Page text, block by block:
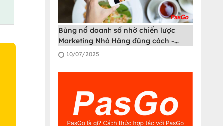
Bùng nổ doanh số nhờ chiến lược
Marketing Nhà Hàng đúng cách -
PasGo
10/07/2025